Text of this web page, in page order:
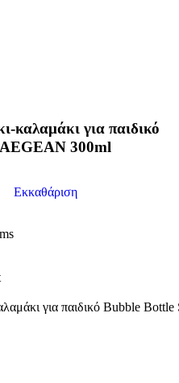
καλαμάκι για παιδικό
300ml
Εκκαθάριση
για παιδικό Bubble